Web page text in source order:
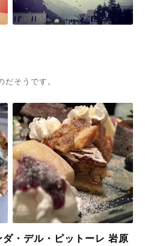
だそうです。
・デル・ピットーレ 岩原